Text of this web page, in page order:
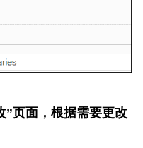
”页面，根据需要更改